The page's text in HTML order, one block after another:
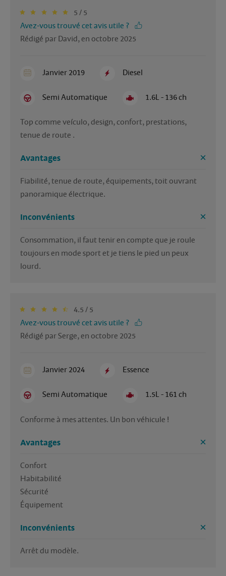
5 / 5
Avez-vous trouvé cet avis utile ?
Rédigé par David, en octobre 2025
Janvier 2019 Diesel
Semi Automatique 1.6L - 136 ch
Top comme veículo, design, confort, prestations,
tenue de route .
Avantages
Fiabilité, tenue de route, équipements, toit ouvrant
panoramique électrique.
Inconvénients
Consommation, il faut tenir en compte que je roule
toujours en mode sport et je tiens le pied un peux
lourd.
4.5 / 5
Avez-vous trouvé cet avis utile ?
Rédigé par Serge, en octobre 2025
Janvier 2024 Essence
Semi Automatique 1.5L - 161 ch
Conforme à mes attentes. Un bon véhicule !
Avantages
Confort
Habitabilité
Sécurité
Équipement
Inconvénients
Arrêt du modèle.